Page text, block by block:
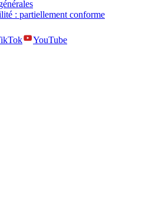
: partiellement conforme
YouTube